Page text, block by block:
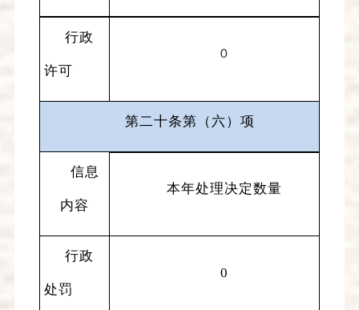
行政
许可
0
第二十条第（六）项
信息
内容
本年处理决定数量
行政
处罚
0